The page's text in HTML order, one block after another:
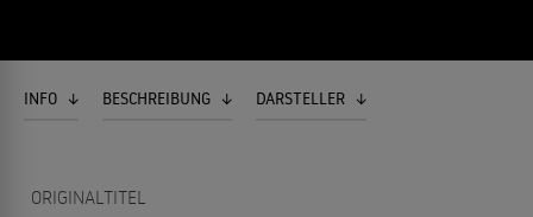
INFO BESCHREIBUNG DARSTELLER
ORIGINALTITEL